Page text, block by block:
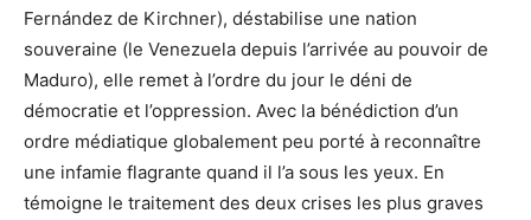
Fernández de Kirchner), déstabilise une nation
souveraine (le Venezuela depuis l’arrivée au pouvoir de
Maduro), elle remet à l’ordre du jour le déni de
démocratie et l’oppression. Avec la bénédiction d’un
ordre médiatique globalement peu porté à reconnaître
une infamie flagrante quand il l’a sous les yeux. En
témoigne le traitement des deux crises les plus graves